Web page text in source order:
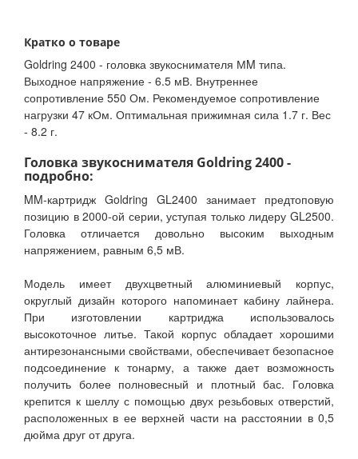
Кратко о товаре
Goldring 2400 - головка звукоснимателя МM типа.
Выходное напряжение - 6.5 мВ. Внутреннее
сопротивление 550 Ом. Рекомендуемое сопротивление
нагрузки 47 кОм. Оптимальная прижимная сила 1.7 г. Вес
- 8.2 г.
Головка звукоснимателя Goldring 2400 -
подробно:
MM-картридж Goldring GL2400 занимает предтоповую
позицию в 2000-ой серии, уступая только лидеру GL2500.
Головка отличается довольно высоким выходным
напряжением, равным 6,5 мВ.
Модель имеет двухцветный алюминиевый корпус,
округлый дизайн которого напоминает кабину лайнера.
При изготовлении картриджа использовалось
высокоточное литье. Такой корпус обладает хорошими
антирезонансными свойствами, обеспечивает безопасное
подсоединение к тонарму, а также дает возможность
получить более полновесный и плотный бас. Головка
крепится к шеллу с помощью двух резьбовых отверстий,
расположенных в ее верхней части на расстоянии в 0,5
дюйма друг от друга.